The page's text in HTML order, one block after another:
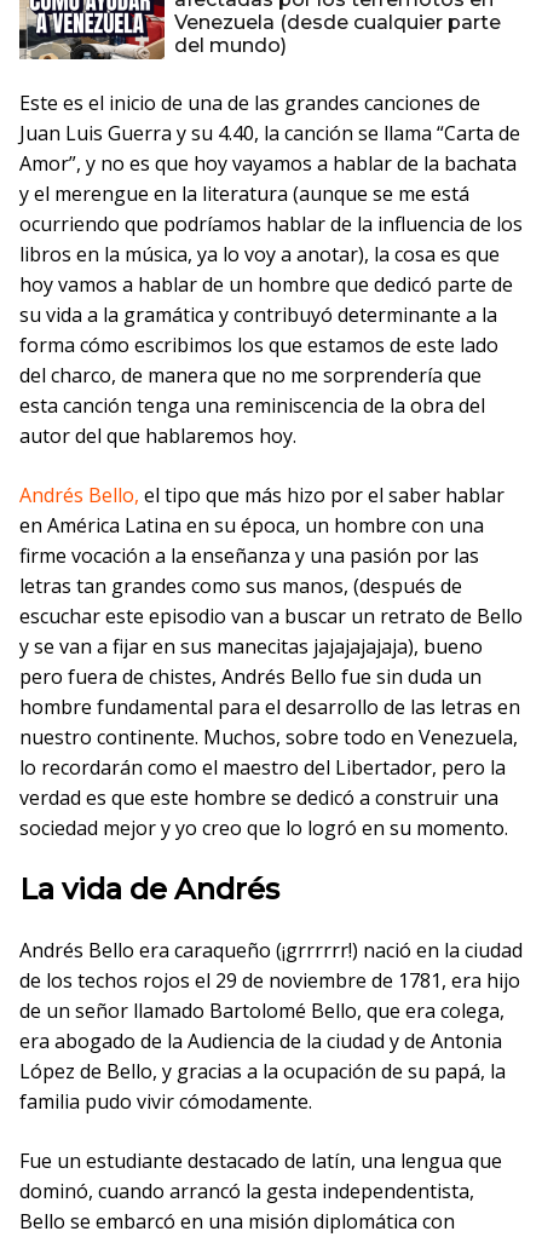
Venezuela (desde cualquier parte
del mundo)
Este es el inicio de una de las grandes canciones de
Juan Luis Guerra y su 4.40, la canción se llama “Carta de
Amor”, y no es que hoy vayamos a hablar de la bachata
y el merengue en la literatura (aunque se me está
ocurriendo que podríamos hablar de la influencia de los
libros en la música, ya lo voy a anotar), la cosa es que
hoy vamos a hablar de un hombre que dedicó parte de
su vida a la gramática y contribuyó determinante a la
forma cómo escribimos los que estamos de este lado
del charco, de manera que no me sorprendería que
esta canción tenga una reminiscencia de la obra del
autor del que hablaremos hoy.
Andrés Bello, el tipo que más hizo por el saber hablar
en América Latina en su época, un hombre con una
firme vocación a la enseñanza y una pasión por las
letras tan grandes como sus manos, (después de
escuchar este episodio van a buscar un retrato de Bello
y se van a fijar en sus manecitas jajajajajaja), bueno
pero fuera de chistes, Andrés Bello fue sin duda un
hombre fundamental para el desarrollo de las letras en
nuestro continente. Muchos, sobre todo en Venezuela,
lo recordarán como el maestro del Libertador, pero la
verdad es que este hombre se dedicó a construir una
sociedad mejor y yo creo que lo logró en su momento.
La vida de Andrés
Andrés Bello era caraqueño (¡grrrrrr!) nació en la ciudad
de los techos rojos el 29 de noviembre de 1781, era hijo
de un señor llamado Bartolomé Bello, que era colega,
era abogado de la Audiencia de la ciudad y de Antonia
López de Bello, y gracias a la ocupación de su papá, la
familia pudo vivir cómodamente.
Fue un estudiante destacado de latín, una lengua que
dominó, cuando arrancó la gesta independentista,
Bello se embarcó en una misión diplomática con